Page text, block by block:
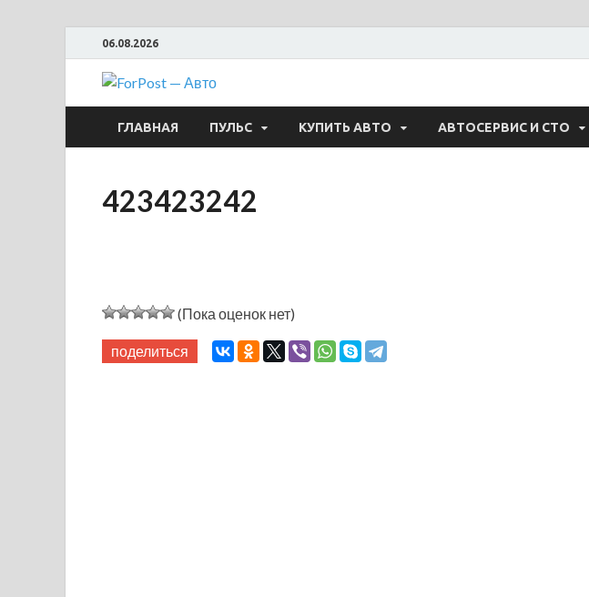
06.08.2026
ForPost — Авто
ГЛАВНАЯ ПУЛЬС КУПИТЬ АВТО АВТОСЕРВИС И СТО
423423242
(Пока оценок нет)
поделиться